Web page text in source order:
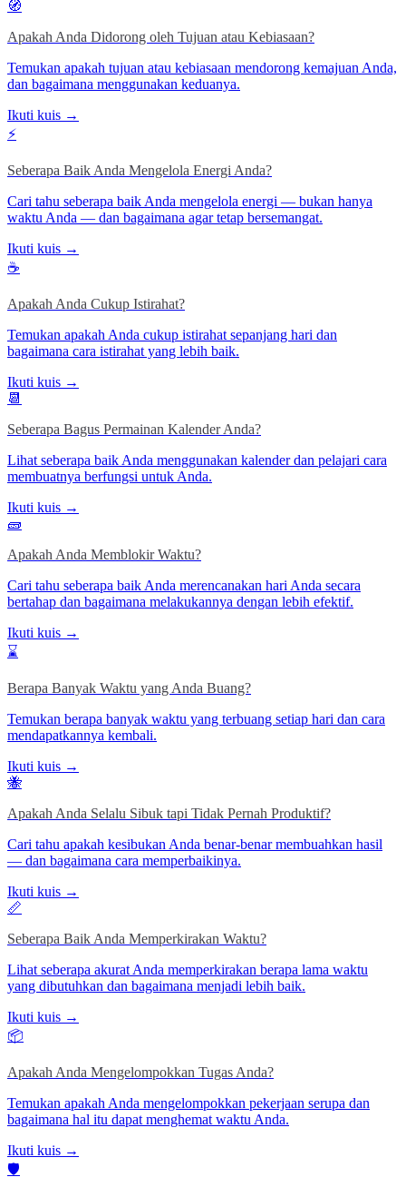
🧭
Apakah Anda Didorong oleh Tujuan atau Kebiasaan?
Temukan apakah tujuan atau kebiasaan mendorong kemajuan Anda,
dan bagaimana menggunakan keduanya.
Ikuti kuis →
⚡
Seberapa Baik Anda Mengelola Energi Anda?
Cari tahu seberapa baik Anda mengelola energi — bukan hanya
waktu Anda — dan bagaimana agar tetap bersemangat.
Ikuti kuis →
☕
Apakah Anda Cukup Istirahat?
Temukan apakah Anda cukup istirahat sepanjang hari dan
bagaimana cara istirahat yang lebih baik.
Ikuti kuis →
📆
Seberapa Bagus Permainan Kalender Anda?
Lihat seberapa baik Anda menggunakan kalender dan pelajari cara
membuatnya berfungsi untuk Anda.
Ikuti kuis →
🧱
Apakah Anda Memblokir Waktu?
Cari tahu seberapa baik Anda merencanakan hari Anda secara
bertahap dan bagaimana melakukannya dengan lebih efektif.
Ikuti kuis →
⌛
Berapa Banyak Waktu yang Anda Buang?
Temukan berapa banyak waktu yang terbuang setiap hari dan cara
mendapatkannya kembali.
Ikuti kuis →
🐝
Apakah Anda Selalu Sibuk tapi Tidak Pernah Produktif?
Cari tahu apakah kesibukan Anda benar-benar membuahkan hasil
— dan bagaimana cara memperbaikinya.
Ikuti kuis →
📏
Seberapa Baik Anda Memperkirakan Waktu?
Lihat seberapa akurat Anda memperkirakan berapa lama waktu
yang dibutuhkan dan bagaimana menjadi lebih baik.
Ikuti kuis →
📦
Apakah Anda Mengelompokkan Tugas Anda?
Temukan apakah Anda mengelompokkan pekerjaan serupa dan
bagaimana hal itu dapat menghemat waktu Anda.
Ikuti kuis →
🛡️